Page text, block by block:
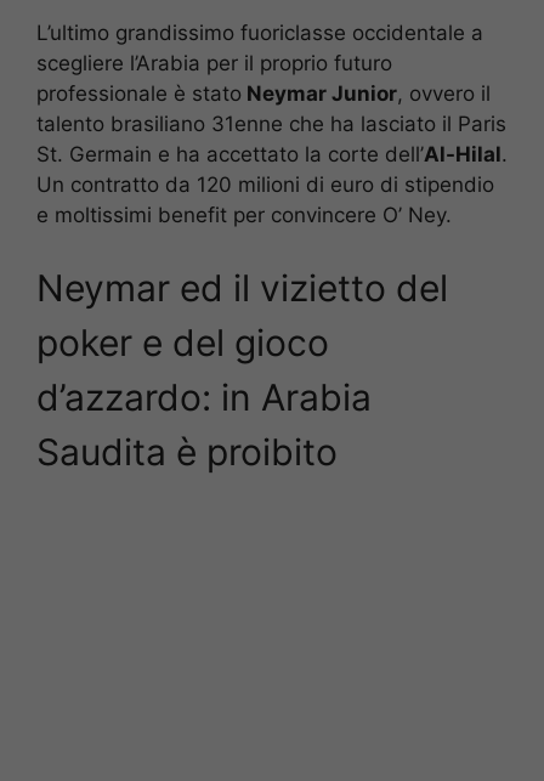
L’ultimo grandissimo fuoriclasse occidentale a
scegliere l’Arabia per il proprio futuro
professionale è stato Neymar Junior, ovvero il
talento brasiliano 31enne che ha lasciato il Paris
St. Germain e ha accettato la corte dell’Al-Hilal.
Un contratto da 120 milioni di euro di stipendio
e moltissimi benefit per convincere O’ Ney.
Neymar ed il vizietto del
poker e del gioco
d’azzardo: in Arabia
Saudita è proibito